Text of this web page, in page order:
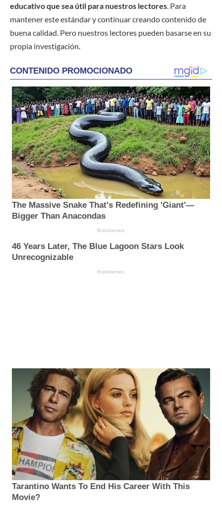
educativo que sea útil para nuestros lectores . Para
mantener este estándar y continuar creando contenido de
buena calidad. Pero nuestros lectores pueden basarse en su
propia investigación.